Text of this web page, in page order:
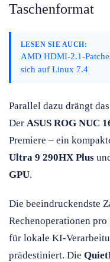
Taschenformat
LESEN SIE AUCH:
AMD HDMI-2.1-
sich auf Linux 7.4
Parallel dazu drängt
Der ASUS ROG NUC
Premiere – ein
Ultra 9 290HX Plus
GPU.
Die beeindruckendste
Rechenoperationen
für lokale KI-
prädestiniert. Die